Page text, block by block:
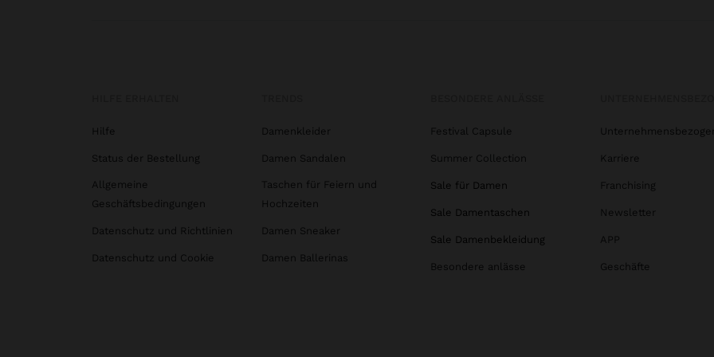
Hilfe
Status der Bestellung
Allgemeine
Geschäftsbedingungen
Datenschutz und Richtlinien
Datenschutz und Cookie
Damenkleider
Damen Sandalen
Taschen für Feiern und
Hochzeiten
Damen Sneaker
Damen Ballerinas
Festival Capsule
Summer Collection
Sale für Damen
Sale Damentaschen
Sale Damenbekleidung
Besondere anlässe
Karriere
Franchising
Newsletter
APP
Geschäfte